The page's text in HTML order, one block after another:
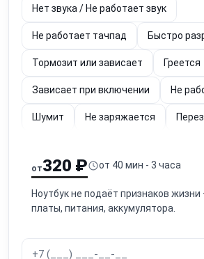
Нет звука / Не работает звук
Не работает тачпад Быстро
Тормозит или зависает Греется
Зависает при включении Не
Шумит Не заряжается
Залита клавиатура Не
Не работает экран
Шумит вентилятор
от320 ₽ от 40 мин - 3 часа
Ноутбук не подаёт признаков жизни
платы, питания, аккумулятора.